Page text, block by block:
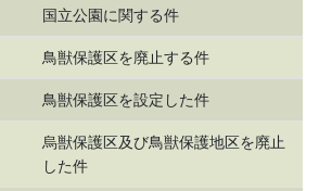
国立公園に関する件
鳥獣保護区を廃止する件
鳥獣保護区を設定した件
烏獣保護区及び鳥獣保護地区を廃止
した件